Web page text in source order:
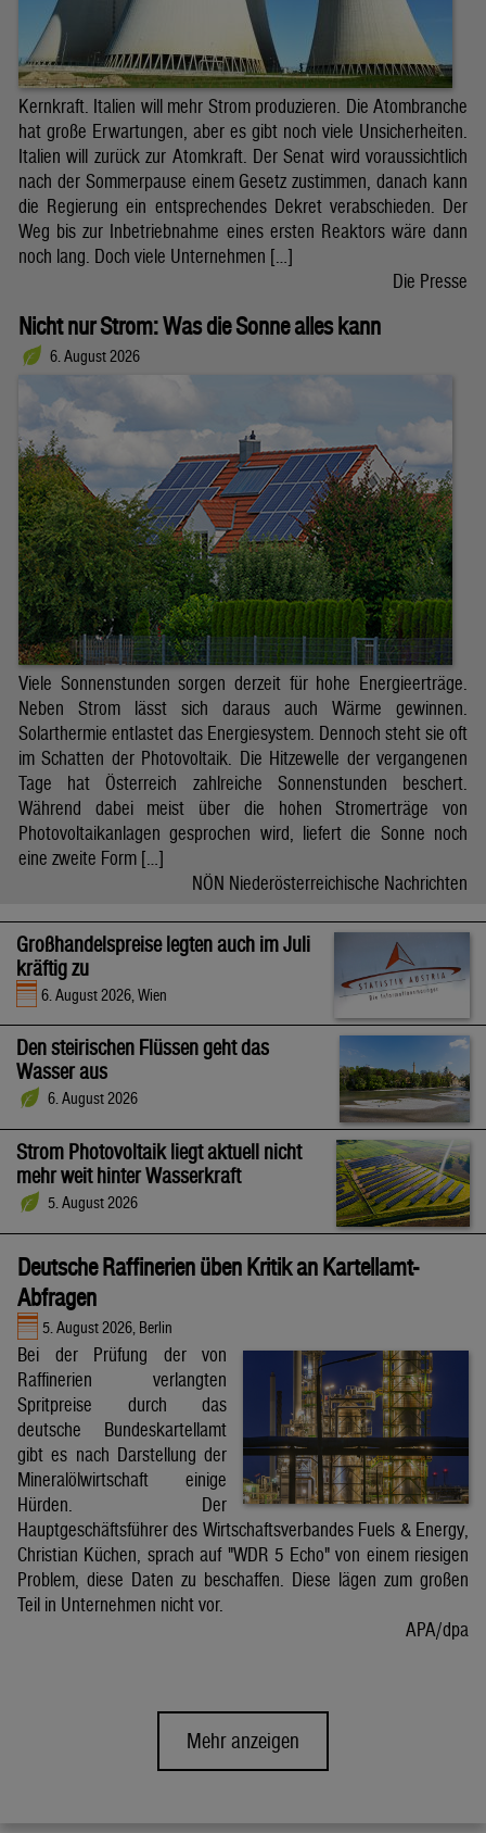
Kernkraft. Italien will mehr Strom produzieren. Die Atombranche
hat große Erwartungen, aber es gibt noch viele Unsicherheiten.
Italien will zurück zur Atomkraft. Der Senat wird voraussichtlich
nach der Sommerpause einem Gesetz zustimmen, danach kann
die Regierung ein entsprechendes Dekret verabschieden. Der
Weg bis zur Inbetriebnahme eines ersten Reaktors wäre dann
noch lang. Doch viele Unternehmen […]
Die Presse
Nicht nur Strom: Was die Sonne alles kann
6. August 2026
Viele Sonnenstunden sorgen derzeit für hohe Energieerträge.
Neben Strom lässt sich daraus auch Wärme gewinnen.
Solarthermie entlastet das Energiesystem. Dennoch steht sie oft
im Schatten der Photovoltaik. Die Hitzewelle der vergangenen
Tage hat Österreich zahlreiche Sonnenstunden beschert.
Während dabei meist über die hohen Stromerträge von
Photovoltaikanlagen gesprochen wird, liefert die Sonne noch
eine zweite Form […]
NÖN Niederösterreichische Nachrichten
Großhandelspreise legten auch im Juli
kräftig zu
6. August 2026, Wien
Den steirischen Flüssen geht das
Wasser aus
6. August 2026
Strom Photovoltaik liegt aktuell nicht
mehr weit hinter Wasserkraft
5. August 2026
Deutsche Raffinerien üben Kritik an Kartellamt-
Abfragen
5. August 2026, Berlin
Bei der Prüfung der von
Raffinerien verlangten
Spritpreise durch das
deutsche Bundeskartellamt
gibt es nach Darstellung der
Mineralölwirtschaft einige
Hürden. Der
Hauptgeschäftsführer des Wirtschaftsverbandes Fuels & Energy,
Christian Küchen, sprach auf "WDR 5 Echo" von einem riesigen
Problem, diese Daten zu beschaffen. Diese lägen zum großen
Teil in Unternehmen nicht vor.
APA/dpa
Mehr anzeigen